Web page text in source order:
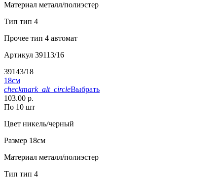
Материал металл/полиэстер
Тип тип 4
Прочее тип 4 автомат
Артикул 39113/16
39143/18
18см
checkmark_alt_circleВыбрать
103.00 р.
По 10 шт
Цвет никель/черный
Размер 18см
Материал металл/полиэстер
Тип тип 4